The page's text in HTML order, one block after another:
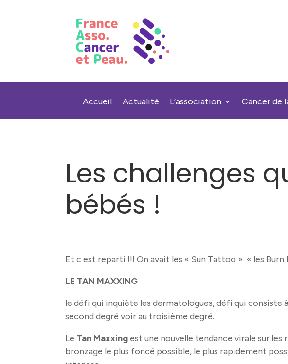
Accueil Actualité L’association Cancer de
Les challenges
bébés !
Et c est reparti !!! On avait les « Sun Tattoo » « les Burn
LE TAN MAXXING
le défi qui inquiète les dermatologues, défi qui consiste
second degré voir au troisième degré.
Le Tan Maxxingest une nouvelle tendance virale sur
bronzage le plus foncé possible, le plus rapidement